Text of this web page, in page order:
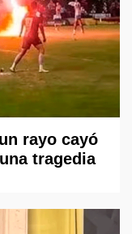
rayo cayó
tragedia